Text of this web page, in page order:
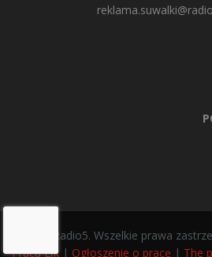
© 2025 Radio5. Wszelkie prawa
Praca Ełk| Ogłoszenie o pracę | The